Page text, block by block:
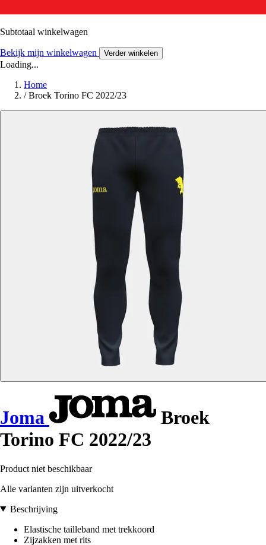
Subtotaal winkelwagen
Bekijk mijn winkelwagen Verder winkelen
Loading...
Home
/ Broek Torino FC 2022/23
Joma
Broek
Torino FC 2022/23
Product niet beschikbaar
Alle varianten zijn uitverkocht
Beschrijving
Elastische tailleband met trekkoord
Zijzakken met rits